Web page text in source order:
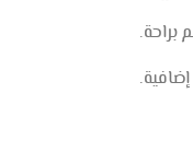
براحة.